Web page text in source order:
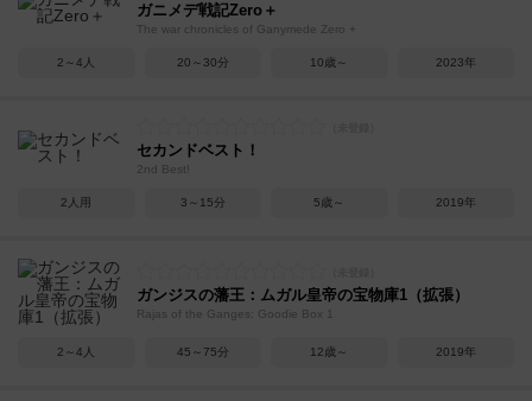
ガニメデ戦記Zero＋
The war chronicles of Ganymede Zero +
2～4人 20～30分 10歳～ 2023年
セカンドベスト！
2nd Best!
2人用 3～15分 5歳～ 2019年
ガンジスの藩王：ムガル皇帝の宝物庫1（拡張）
Rajas of the Ganges: Goodie Box 1
2～4人 45～75分 12歳～ 2019年